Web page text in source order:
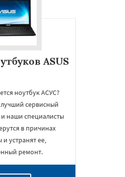
ASUS
ноутбук АСУС?
сервисный
наши специалисты
в причинах
устранят ее,
ремонт.